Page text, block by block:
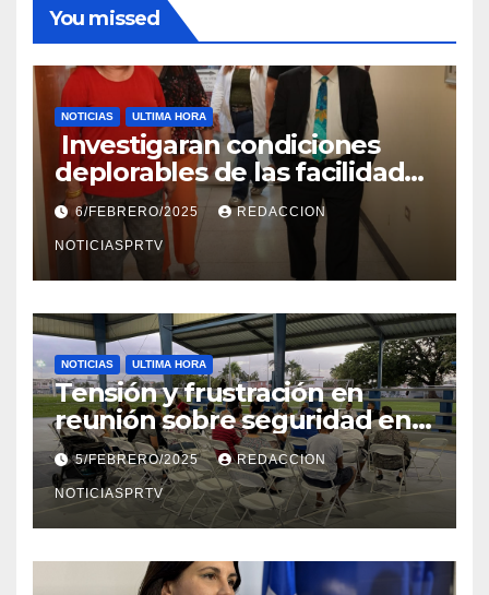
You missed
NOTICIAS ULTIMA HORA
Investigaran condiciones
deplorables de las facilidades
el Departamento de la Salud
en Mayagüez
6/FEBRERO/2025 REDACCION
NOTICIASPRTV
NOTICIAS ULTIMA HORA
Tensión y frustración en
reunión sobre seguridad en
Reparto Metropolitano
5/FEBRERO/2025 REDACCION
NOTICIASPRTV